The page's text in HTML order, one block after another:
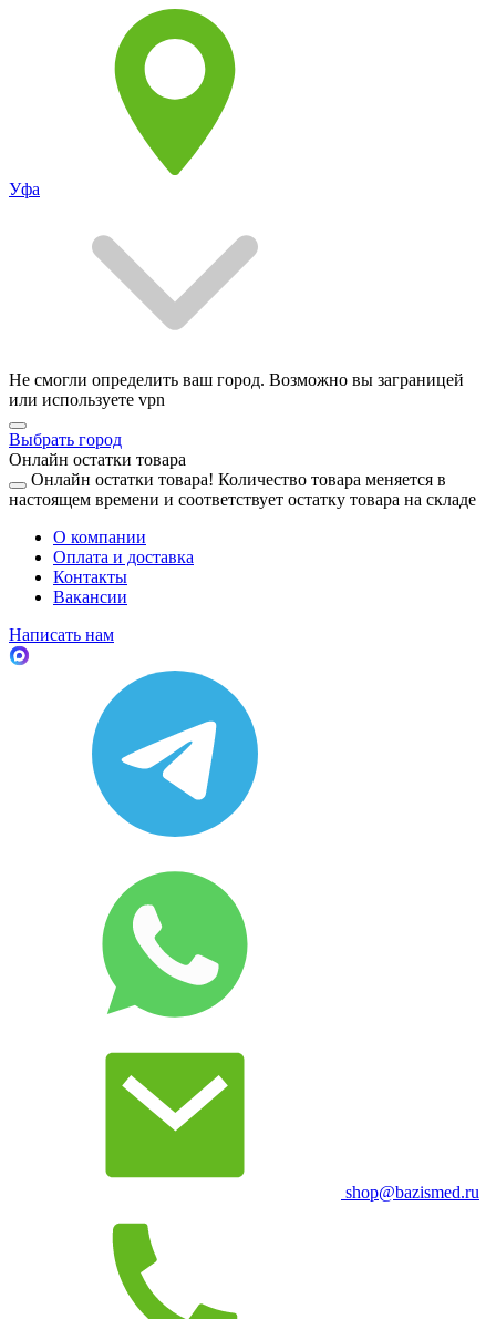
Уфа
Не смогли определить ваш город. Возможно вы заграницей
или используете vpn
Выбрать город
Онлайн остатки товара
Онлайн остатки товара! Количество товара меняется в
настоящем времени и соответствует остатку товара на складе
О компании
Оплата и доставка
Контакты
Вакансии
Написать нам
shop@bazismed.ru